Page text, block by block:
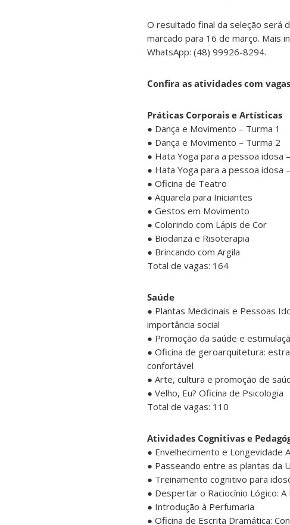
O resultado final da seleção será
marcado para 16 de março. Mais
WhatsApp: (48) 99926-8294.
Confira as atividades com
Práticas Corporais e Artísticas
● Dança e Movimento – Turma 1
● Dança e Movimento – Turma 2
● Hata Yoga para a pessoa idosa
● Hata Yoga para a pessoa idosa
● Oficina de Teatro
● Aquarela para Iniciantes
● Gestos em Movimento
● Colorindo com Lápis de Cor
● Biodanza e Risoterapia
● Brincando com Argila
Total de vagas: 164
Saúde
● Plantas Medicinais e Pessoas
importância social
● Promoção da saúde e
● Oficina de geroarquitetura:
confortável
● Arte, cultura e promoção de
● Velho, Eu? Oficina de Psicologia
Total de vagas: 110
Atividades Cognitivas e
● Envelhecimento e Longevidade
● Passeando entre as plantas da
● Treinamento cognitivo para
● Despertar o Raciocínio Lógico: A
● Introdução à Perfumaria
● Oficina de Escrita Dramática: